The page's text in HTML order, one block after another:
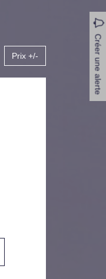
Créer une alerte
Prix +/-